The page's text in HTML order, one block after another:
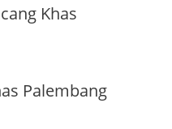
Khas
Palembang